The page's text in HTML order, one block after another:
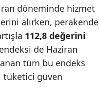
döneminde hizmet
alırken, perakende
112,8 değerini
de Haziran
tüm bu endeks
tüketici güven